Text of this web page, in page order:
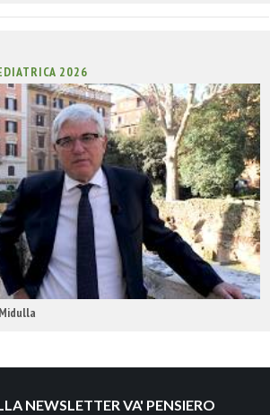
2026
NEWSLETTER VA' PENSIERO